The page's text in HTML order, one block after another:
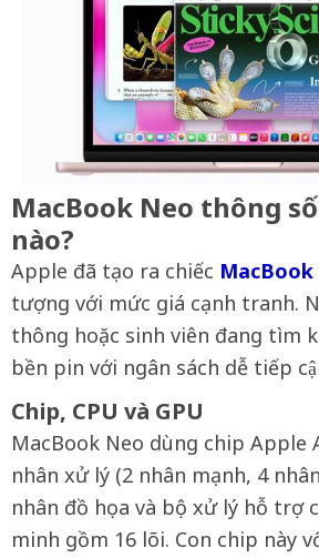
MacBook Neo thông
nào?
Apple đã tạo ra chiếc MacBook
tượng với mức giá cạnh tranh.
thông hoặc sinh viên đang tìm
bền pin với ngân sách dễ tiếp
Chip, CPU và GPU
MacBook Neo dùng chip Apple
nhân xử lý (2 nhân mạnh, 4
nhân đồ họa và bộ xử lý hỗ trợ
minh gồm 16 lõi. Con chip này